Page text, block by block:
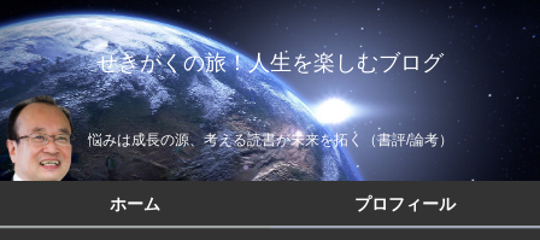
せきがくの旅！人生を楽しむブログ
悩みは成長の源、考える読書が未来を拓く（書評/論考）
ホーム プロフィール